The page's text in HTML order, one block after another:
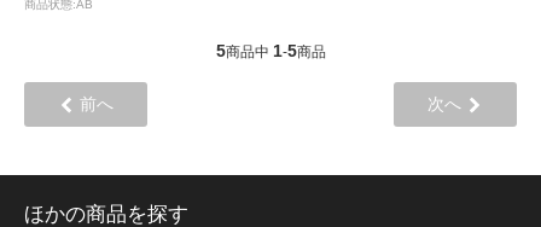
商品状態:AB
5商品中 1-5商品
前へ 次へ
ほかの商品を探す